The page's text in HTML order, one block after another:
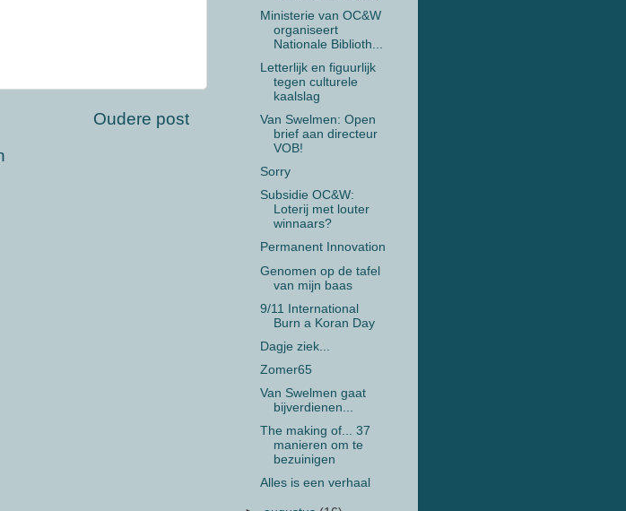
Oudere post
Ministerie van OC&W
organiseert
Nationale Biblioth...
Letterlijk en figuurlijk
tegen culturele
kaalslag
Van Swelmen: Open
brief aan directeur
VOB!
Sorry
Subsidie OC&W:
Loterij met louter
winnaars?
Permanent Innovation
Genomen op de tafel
van mijn baas
9/11 International
Burn a Koran Day
Dagje ziek...
Zomer65
Van Swelmen gaat
bijverdienen...
The making of... 37
manieren om te
bezuinigen
Alles is een verhaal